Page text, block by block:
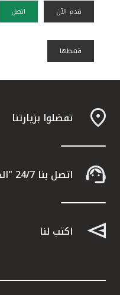
قدم الآن اتصل
قسًطها
تفضلوا بزيارتنا
اتصل بنا 24/7 "الخدمة الهاتفية" 1803333
اكتب لنا